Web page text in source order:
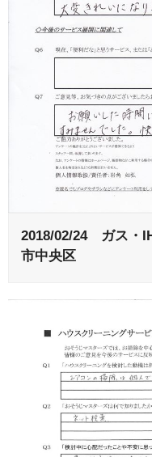
2018/02/24 ガス・
市中央区